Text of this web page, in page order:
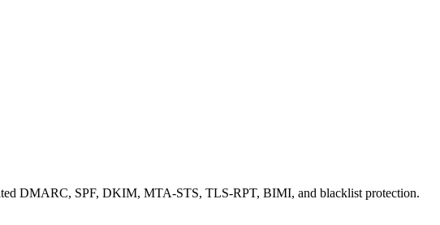
DMARC, SPF, DKIM, MTA-STS, TLS-RPT, BIMI, and blacklist protection.